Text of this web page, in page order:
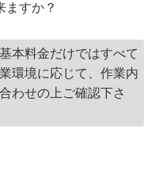
ますか？
本料金だけではすべて
環境に応じて、作業内
わせの上ご確認下さ